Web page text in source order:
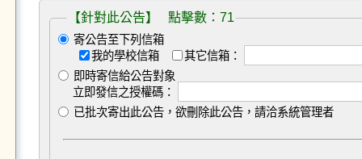
【針對此公告】 點擊數：71
寄公告至下列信箱
我的學校信箱
其它信箱：
即時寄信給公告對象
立即發信之授權碼：
已批次寄出此公告，欲刪除此公告，請洽系統管理者